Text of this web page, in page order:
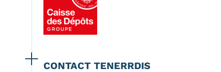
CONTACT TENERRDIS